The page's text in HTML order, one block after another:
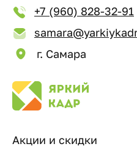
+7 (960) 828-32-91
г. Самара
Акции и скидки